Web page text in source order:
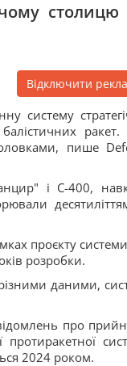
Відключити
систему
пише
і С-400,
проєкту
розробки.
даними,
про
2024 роком.